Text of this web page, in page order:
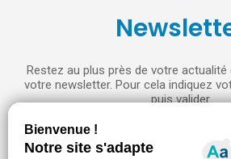
Restez au plus près de votre
votre newsletter. Pour cela indiquez
puis valider.